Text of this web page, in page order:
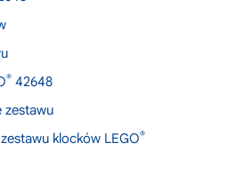
® 42648
zestawu
klocków LEGO®